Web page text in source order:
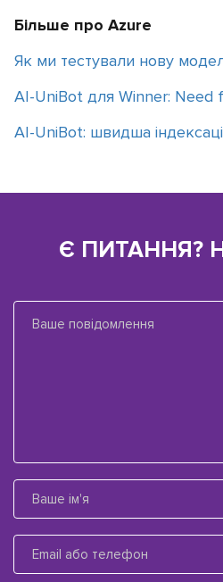
Більше про Azure
Як ми тестували нову
AI-UniBot для Winner: Need
AI-UniBot: швидша
Є ПИТАННЯ?